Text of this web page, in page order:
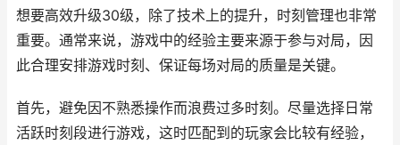
想要高效升级30级，除了技术上的提升，时刻管理也非常
重要。通常来说，游戏中的经验主要来源于参与对局，因
此合理安排游戏时刻、保证每场对局的质量是关键。
首先，避免因不熟悉操作而浪费过多时刻。尽量选择日常
活跃时刻段进行游戏，这时匹配到的玩家会比较有经验，